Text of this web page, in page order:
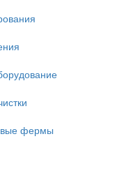
фермы